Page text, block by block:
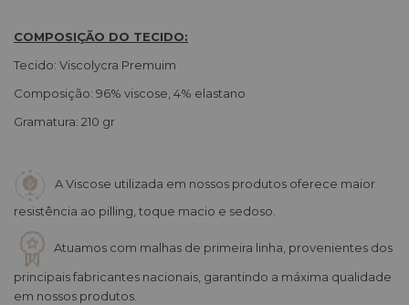
COMPOSIÇÃO DO TECIDO:
Tecido: Viscolycra Premuim
Composição: 96% viscose, 4% elastano
Gramatura: 210 gr
A Viscose utilizada em nossos produtos oferece maior
resistência ao pilling, toque macio e sedoso.
Atuamos com malhas de primeira linha, provenientes dos
principais fabricantes nacionais, garantindo a máxima qualidade
em nossos produtos.